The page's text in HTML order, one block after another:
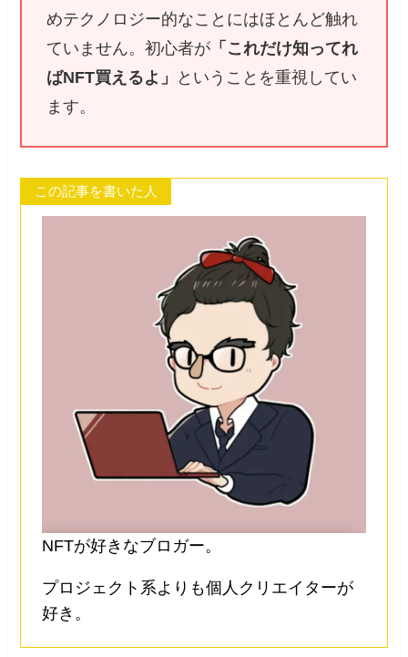
めテクノロジー的なことにはほとんど触れ
ていません。初心者が 「これだけ知ってれ
ばNFT買えるよ」
ということを重視してい
ます。
この記事を書いた人
NFTが好きなブロガー。
プロジェクト系よりも個人クリエイターが
好き。